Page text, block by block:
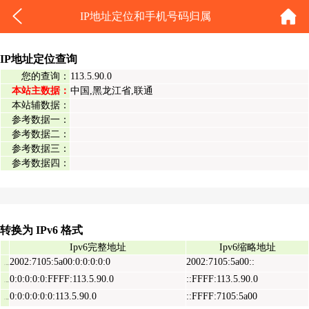
IP地址定位和手机号码归属
IP地址定位查询
您的查询： 113.5.90.0
本站主数据： 中国,黑龙江省,联通
本站辅数据：
参考数据一：
参考数据二：
参考数据三：
参考数据四：
转换为 IPv6 格式
Ipv6完整地址 Ipv6缩略地址
2002:7105:5a00:0:0:0:0:0 2002:7105:5a00::
0:0:0:0:0:FFFF:113.5.90.0 ::FFFF:113.5.90.0
0:0:0:0:0:0:113.5.90.0 ::FFFF:7105:5a00